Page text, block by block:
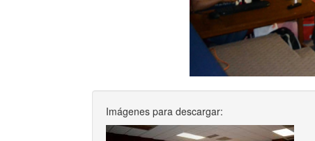
Imágenes para descargar: